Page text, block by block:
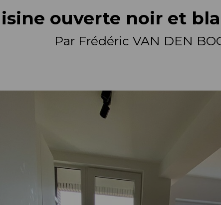
ouverte noir et
Par Frédéric VAN DEN